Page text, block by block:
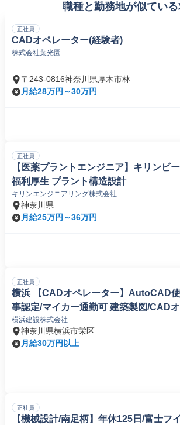
職種と勤務地が似てい
正社員
CADオペレーター(経験者)
株式会社葉光園
〒243-0816神奈川県厚木市林
月給28万円～30万円
正社員
【医薬プラントエンジニア】キリンビ
福利厚生 プラント構造設計
キリンエンジニアリング株式会社
神奈川県
月給25万円～36万円
正社員
横浜 【CADオペレーター】AutoCAD
事認定/マイカー通勤可 建築製図/CAD
横浜建設株式会社
神奈川県横浜市栄区
月給30万円以上
正社員
【機械設計/南足柄】年休125日/富士フ